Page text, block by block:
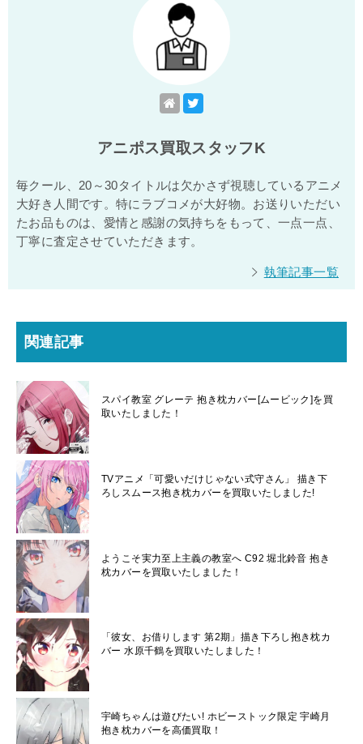
アニポス買取スタッフK
毎クール、20～30タイトルは欠かさず視聴しているアニメ
大好き人間です。特にラブコメが大好物。お送りいただい
たお品ものは、愛情と感謝の気持ちをもって、一点一点、
丁寧に査定させていただきます。
執筆記事一覧
関連記事
スパイ教室 グレーテ 抱き枕カバー[ムービック]を買
取いたしました！
TVアニメ「可愛いだけじゃない式守さん」 描き下
ろしスムース抱き枕カバーを買取いたしました!
ようこそ実力至上主義の教室へ C92 堀北鈴音 抱き
枕カバーを買取いたしました！
「彼女、お借りします 第2期」描き下ろし抱き枕カ
バー 水原千鶴を買取いたしました！
宇崎ちゃんは遊びたい! ホビーストック限定 宇崎月
抱き枕カバーを高価買取！